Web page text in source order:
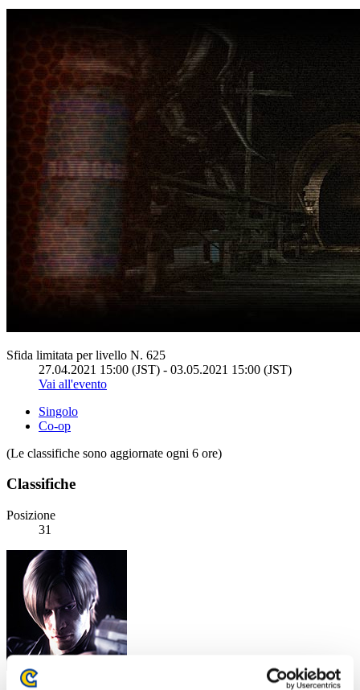
Sfida limitata per livello N. 625
27.04.2021 15:00 (JST) - 03.05.2021 15:00 (JST)
Vai all'evento
Singolo
Co-op
(Le classifiche sono aggiornate ogni 6 ore)
Classifiche
Posizione
31